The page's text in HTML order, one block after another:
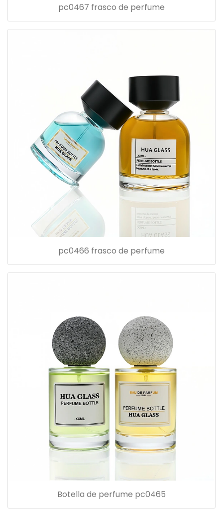
pc0467 frasco de perfume
pc0466 frasco de perfume
Botella de perfume pc0465